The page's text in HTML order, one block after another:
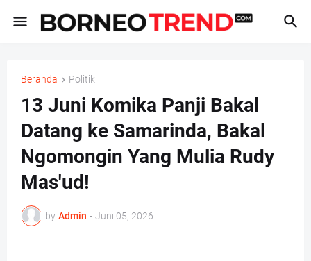
Beranda Politik
13 Juni Komika Panji Bakal
Datang ke Samarinda, Bakal
Ngomongin Yang Mulia Rudy
Mas'ud!
by Admin - Juni 05, 2026